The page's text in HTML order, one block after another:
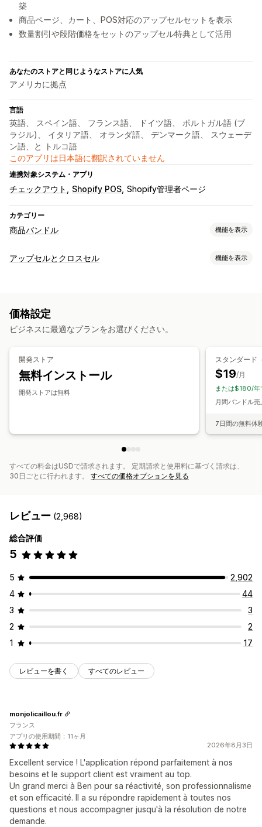
築
商品ページ、カート、POS対応のアップセルセットを表示
数量割引や段階価格をセットのアップセル特典として活用
あなたのストアと同じようなストアに人気
アメリカに拠点
言語
英語、 スペイン語、 フランス語、 ドイツ語、 ポルトガル語 (ブ
ラジル)、 イタリア語、 オランダ語、 デンマーク語、 スウェーデ
ン語、と トルコ語
このアプリは日本語に翻訳されていません
連携対象システム・アプリ
チェックアウト Shopify POS Shopify管理者ページ
カテゴリー
商品バンドル 機能を表示
バンドルタイプ
クロスセルバンドル
デジタル商品 有形商品 カスタムバンドル
設定可能な価格設定方式
固定価格設定
段階的な価格設定
ディスカウント
定期購入
アップセルとクロスセル 機能を表示
カートドロワー
複数通貨
複数言語 カスタムルール
無料ギフト
無料配送
よく同時購入される商品
バンドル
ボリュームディスカウント
分析
おすすめ情報のパフォーマンス
価格設定
ビジネスに最適なプランをお選びください。
開発ストア
無料インストール
開発ストアは無料
スタンダード
$19/月
または$180/年
月間バンドル
7日間の無料体
すべての料金はUSDで請求されます。 定期請求と使用料に基づく請求は、
30日ごとに行われます。 すべての価格オプションを見る
レビュー (2,968)
総合評価
5
5
2,902
4
44
3
3
2
2
1
17
レビューを書く すべてのレビュー
2026年8月3日
Excellent service ! L'application répond parfaitement à nos
besoins et le support client est vraiment au top.
Un grand merci à Ben pour sa réactivité, son professionnalisme
et son efficacité. Il a su répondre rapidement à toutes nos
questions et nous accompagner jusqu'à la résolution de notre
demande.
monjolicaillou.fr
フランス
アプリの使用期間：11ヶ月